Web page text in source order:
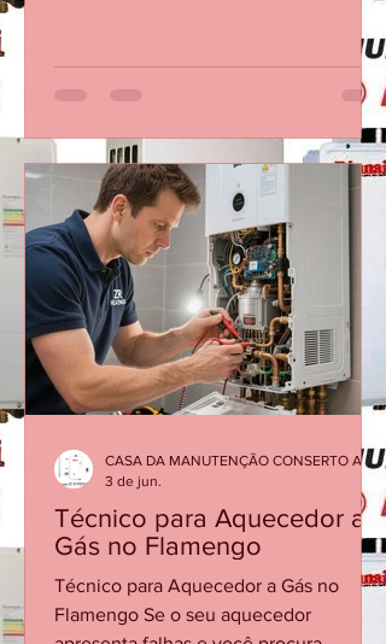
utilizam aquecedores a gás em
banheiros e cozinhas. A Casa da
Manutenção Aquecedores presta
conserto e manutenção de
aquecedores a gás na Glória,
atendendo tanto imóveis antigos
quanto instalações modernas. 🔧
Serviços mais comuns na Glória
Manutenção preventiva de a
Técnico para Aquecedor a
Gás no Flamengo
Técnico para Aquecedor a Gás no
CASA DA MANUTENÇÃO CONSERTO AQUECEDOR RINNAI
3 de jun.